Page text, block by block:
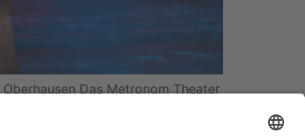
Das Metronom Theater